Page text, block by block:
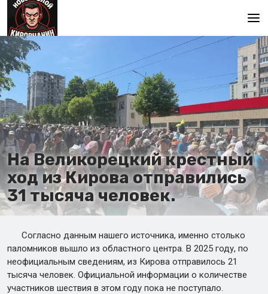
Главная
На Великорецкий крестный
ход из Кирова отправились
31 тысяча человек.
Согласно данным нашего источника, именно столько
паломников вышло из областного центра. В 2025 году, по
неофициальным сведениям, из Кирова отправилось 21
тысяча человек. Официальной информации о количестве
участников шествия в этом году пока не поступало.